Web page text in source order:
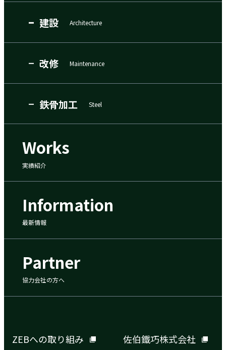
建設 Architecture
改修 Maintenance
鉄骨加工 Steel
Works
実績紹介
Information
最新情報
Partner
協力会社の方へ
ZEBへの取り組み 佐伯鐵巧株式会社